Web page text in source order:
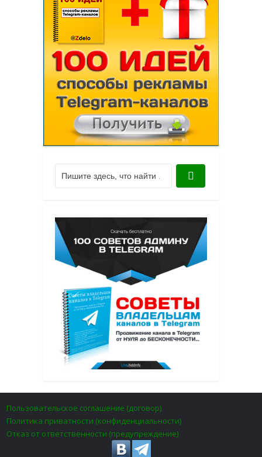
Пользовательское соглашение (договор)
Политика приватности (конфиденциальности)
Отказ от ответственности (предупреждение)